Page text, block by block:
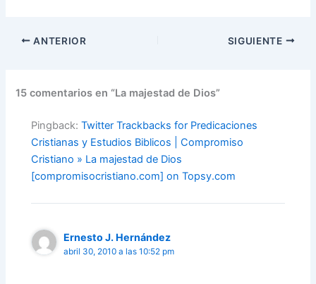
ANTERIOR SIGUIENTE
15 comentarios en “La majestad de Dios”
Pingback:Twitter Trackbacks for Predicaciones
Cristianas y Estudios Biblicos | Compromiso
Cristiano » La majestad de Dios
[compromisocristiano.com] on Topsy.com
Ernesto J. Hernández
abril 30, 2010 a las 10:52 pm